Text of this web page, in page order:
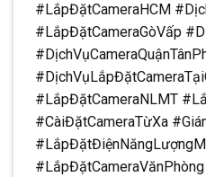
#LắpĐặtCameraHCM
#LắpĐặtCameraGòVấp
#LắpĐặtCameraNLMT
#CàiĐặtCameraTừXa